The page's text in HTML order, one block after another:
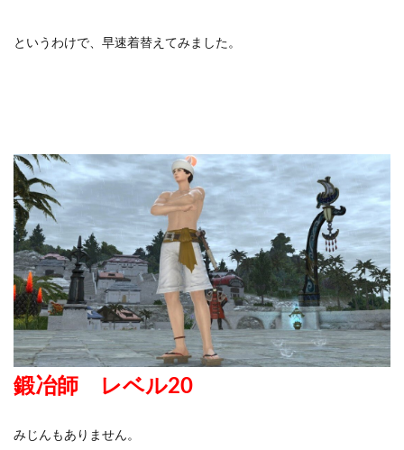
というわけで、早速着替えてみました。
鍛冶師 レベル20
みじんもありません。